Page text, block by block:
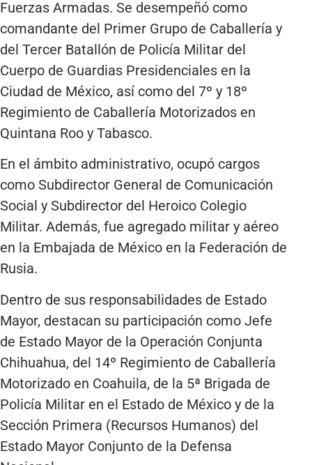
Fuerzas Armadas. Se desempeñó como
comandante del Primer Grupo de Caballería y
del Tercer Batallón de Policía Militar del
Cuerpo de Guardias Presidenciales en la
Ciudad de México, así como del 7º y 18º
Regimiento de Caballería Motorizados en
Quintana Roo y Tabasco.
En el ámbito administrativo, ocupó cargos
como Subdirector General de Comunicación
Social y Subdirector del Heroico Colegio
Militar. Además, fue agregado militar y aéreo
en la Embajada de México en la Federación de
Rusia.
Dentro de sus responsabilidades de Estado
Mayor, destacan su participación como Jefe
de Estado Mayor de la Operación Conjunta
Chihuahua, del 14º Regimiento de Caballería
Motorizado en Coahuila, de la 5ª Brigada de
Policía Militar en el Estado de México y de la
Sección Primera (Recursos Humanos) del
Estado Mayor Conjunto de la Defensa